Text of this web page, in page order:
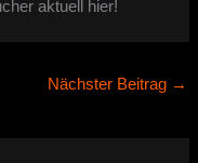
aktuell hier!
Nächster Beitrag →